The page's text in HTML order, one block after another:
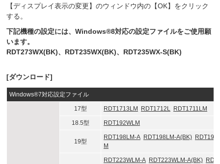
【ディスプレイ表示の変更】のウィンドウ内の【OK】をクリック
する。
下記機種の設定には、Windows®8対応の設定ファイルをご使用願
います。
RDT273WX(BK)、RDT235WX(BK)、RDT235WX-S(BK)
[ダウンロード]
Windows®7対応設定ファイル
17型 RDT1713LM RDT1712L RDT1711LM
18.5型 RDT192WLM
19型
RDT198LM-A RDT198LM-A(BK)
M
RDT223WLM-A RDT223WLM-A(BK)